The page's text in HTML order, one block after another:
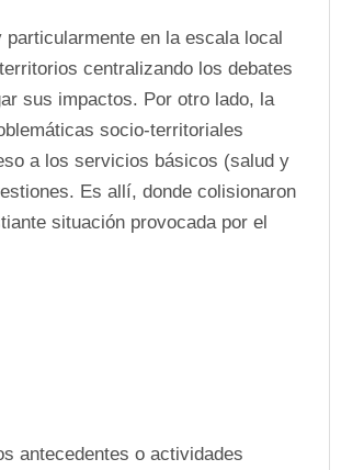
en la escala local
centralizando los debates
sus impactos. Por otro lado, la
socio-territoriales
a los servicios básicos (salud y
Es allí, donde colisionaron
situación provocada por el
antecedentes o actividades